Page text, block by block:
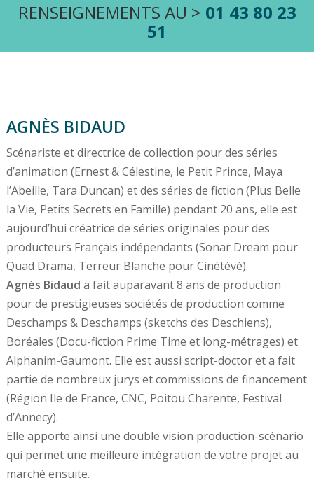
RENSEIGNEMENTS AU > 01 43 80 23
51
AGNÈS BIDAUD
Scénariste et directrice de collection pour des séries
d’animation (Ernest & Célestine, le Petit Prince, Maya
l’Abeille, Tara Duncan) et des séries de fiction (Plus Belle
la Vie, Petits Secrets en Famille) pendant 20 ans, elle est
aujourd’hui créatrice de séries originales pour des
producteurs Français indépendants (Sonar Dream pour
Quad Drama, Terreur Blanche pour Cinétévé).
Agnès Bidaud a fait auparavant 8 ans de production
pour de prestigieuses sociétés de production comme
Deschamps & Deschamps (sketchs des Deschiens),
Boréales (Docu-fiction Prime Time et long-métrages) et
Alphanim-Gaumont. Elle est aussi script-doctor et a fait
partie de nombreux jurys et commissions de financement
(Région Ile de France, CNC, Poitou Charente, Festival
d’Annecy).
Elle apporte ainsi une double vision production-scénario
qui permet une meilleure intégration de votre projet au
marché ensuite.